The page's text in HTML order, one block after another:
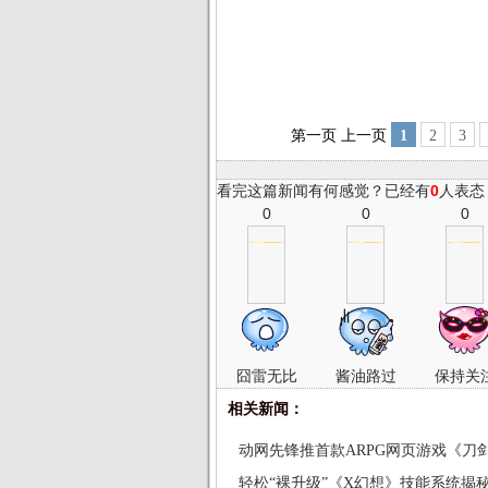
第一页 上一页 1 2 3
看完这篇新闻有何感觉？已经有0人表态
0
囧雷无比
0
酱油路过
0
保持关
相关新闻：
动网先锋推首款ARPG网页游戏《刀
轻松“裸升级”《X幻想》技能系统揭